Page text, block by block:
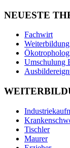
NEUESTE
Fachwirt
Umschulung
Tischler
Maurer